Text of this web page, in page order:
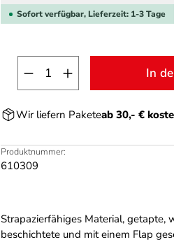
Sofort verfügbar, Lieferzeit: 1-3 Tage
Produkt Anzahl: In
Wir liefern Paketeab 30,- €
Produktnummer:
610309
Strapazierfähiges Material, getapte,
beschichtete und mit einem Flap